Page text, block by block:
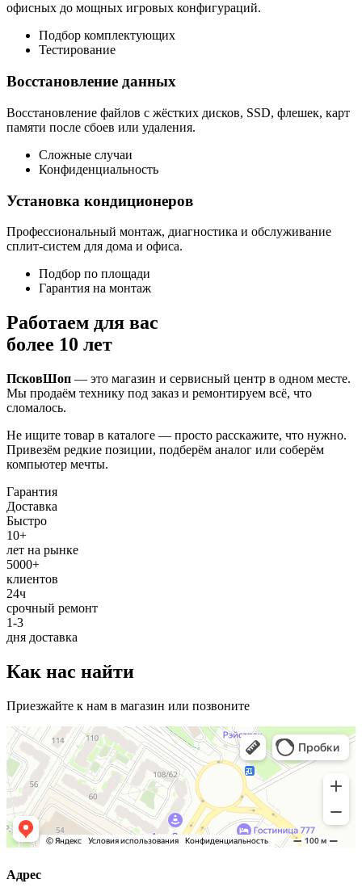
офисных до мощных игровых конфигураций.
Подбор комплектующих
Тестирование
Восстановление данных
Восстановление файлов с жёстких дисков, SSD, флешек, карт
памяти после сбоев или удаления.
Сложные случаи
Конфиденциальность
Установка кондиционеров
Профессиональный монтаж, диагностика и обслуживание
сплит-систем для дома и офиса.
Подбор по площади
Гарантия на монтаж
Работаем для вас
более 10 лет
ПсковШоп — это магазин и сервисный центр в одном месте.
Мы продаём технику под заказ и ремонтируем всё, что
сломалось.
Не ищите товар в каталоге — просто расскажите, что нужно.
Привезём редкие позиции, подберём аналог или соберём
компьютер мечты.
Гарантия
Доставка
Быстро
10+
лет на рынке
5000+
клиентов
24ч
срочный ремонт
1-3
дня доставка
Как нас найти
Приезжайте к нам в магазин или позвоните
Адрес